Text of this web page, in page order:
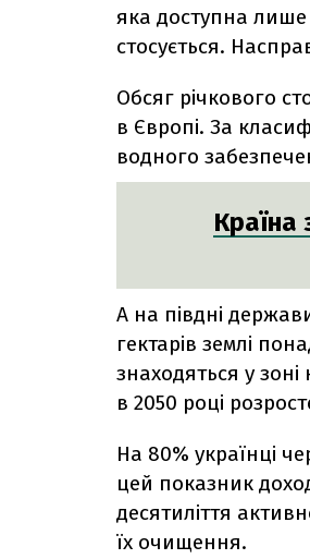
яка доступна
стосується.
Обсяг річкового
в Європі. За
водного
Країна
А на півдні
гектарів землі
знаходяться у
в 2050 році
На 80% українці
цей показник
десятиліття
їх очищення.